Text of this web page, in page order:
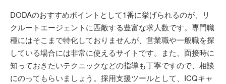
DODAのおすすめポイントとして1番に挙げられるのが、リ
クルートエージェントに匹敵する豊富な求人数です。専門職
種にはそこまで特化しておりませんが、営業職や一般職を探
している場合には非常に使えるサイトです。また、面接時に
知っておきたいテクニックなどの指導も丁寧ですので、相談
にのってもらいましょう。採用支援ツールとして、ICQキャ